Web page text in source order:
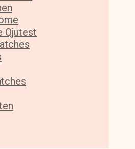
Qjutest